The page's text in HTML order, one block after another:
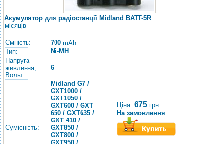
Акумулятор для радіостанції Midland BATT-5R
місяців
Ємність: 700 mAh
Тип:
Ni-MH
Напруга
живлення,
Вольт:
6
Сумісність:
Midland G7 /
GXT1000 /
GXT1050 /
GXT600 / GXT
650 / GXT635 /
GXT 410 /
GXT850 /
GXT800 /
GXT950 /
Ціна: 675 грн.
На замовлення